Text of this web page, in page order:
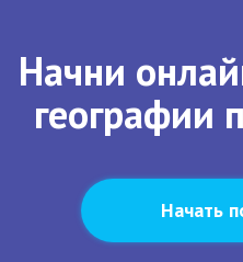
Начни
географии
Начать